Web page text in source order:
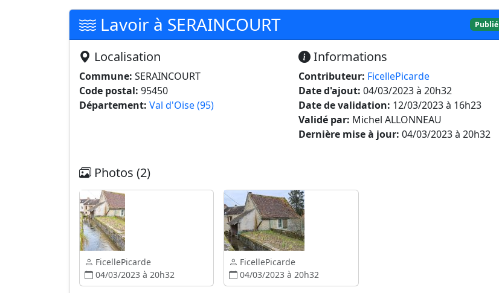
Lavoir à SERAINCOURT Publié
Localisation
Commune: SERAINCOURT
Code postal: 95450
Département: Val d'Oise (95)
Informations
Contributeur: FicellePicarde
Date d'ajout: 04/03/2023 à 20h32
Date de validation: 12/03/2023 à 16h23
Validé par: Michel ALLONNEAU
Dernière mise à jour: 04/03/2023 à 20h32
Photos (2)
FicellePicarde
04/03/2023 à 20h32
FicellePicarde
04/03/2023 à 20h32